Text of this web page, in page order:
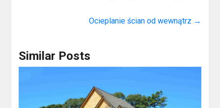
Ocieplanie ścian od wewnątrz →
Similar Posts